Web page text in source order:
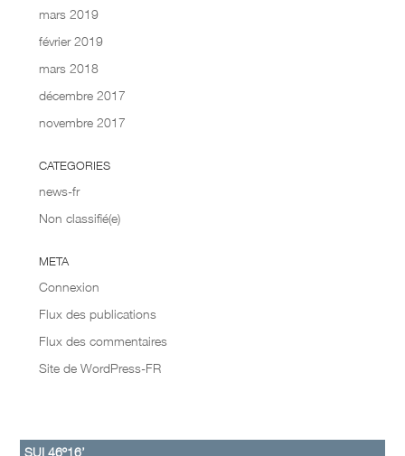
mars 2019
février 2019
mars 2018
décembre 2017
novembre 2017
CATEGORIES
news-fr
Non classifié(e)
META
Connexion
Flux des publications
Flux des commentaires
Site de WordPress-FR
SUI 46º16’